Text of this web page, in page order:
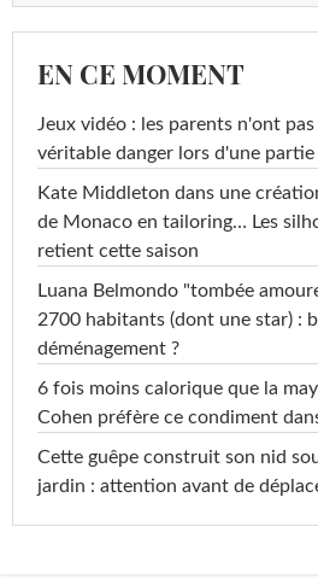
EN CE MOMENT
Jeux vidéo : les parents n'ont
véritable danger lors d'une partie
Kate Middleton dans une
de Monaco en tailoring… Les
retient cette saison
Luana Belmondo "tombée
2700 habitants (dont une star) :
déménagement ?
6 fois moins calorique que la
Cohen préfère ce condiment
Cette guêpe construit son nid
jardin : attention avant de